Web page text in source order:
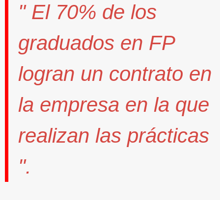
" El 70% de los
graduados en FP
logran un contrato en
la empresa en la que
realizan las prácticas
".